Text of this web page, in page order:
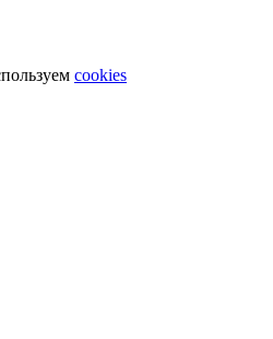
cookies